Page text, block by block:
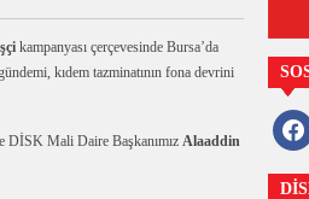
kampanyası çerçevesinde Bursa’da
kıdem tazminatının fona devrini
DİSK Mali Daire Başkanımız Alaaddin